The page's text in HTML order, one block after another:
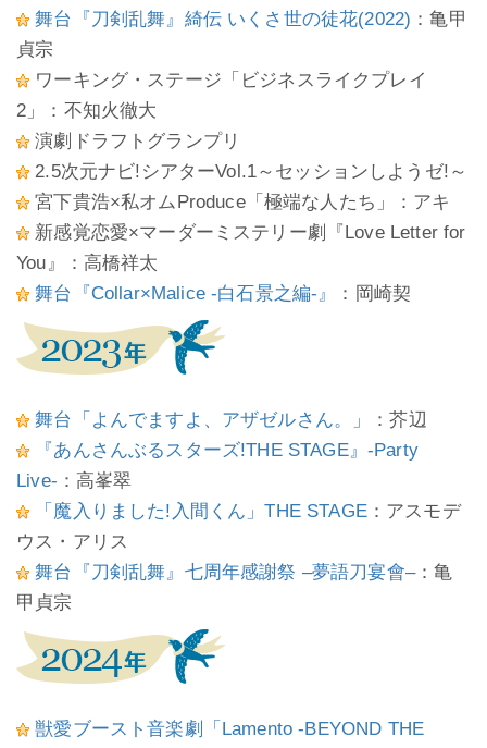
舞台『刀剣乱舞』綺伝 いくさ世の徒花(2022) ：亀甲
貞宗
ワーキング・ステージ「ビジネスライクプレイ
2」：不知火徹大
演劇ドラフトグランプリ
2.5次元ナビ!シアターVol.1～セッションしようゼ!～
宮下貴浩×私オムProduce「極端な人たち」：アキ
新感覚恋愛×マーダーミステリー劇『Love Letter for
You』：高橋祥太
舞台『Collar×Malice -白石景之編-』
：岡崎契
舞台「よんでますよ、アザゼルさん。」
：芥辺
『あんさんぶるスターズ!THE STAGE』-Party
Live- ：高峯翠
「魔入りました!入間くん」THE STAGE：アスモデ
ウス・アリス
舞台『刀剣乱舞』七周年感謝祭 –夢語刀宴會–：亀
甲貞宗
獣愛ブースト音楽劇「Lamento -BEYOND THE